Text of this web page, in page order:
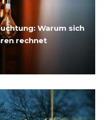
Warum sich
rechnet